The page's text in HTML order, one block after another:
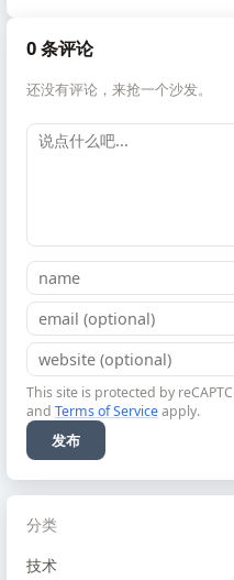
分类
技术
0 条评论
还没有评论，来抢一个沙发。
This site is protected by
and Terms of Serviceapply.
发布